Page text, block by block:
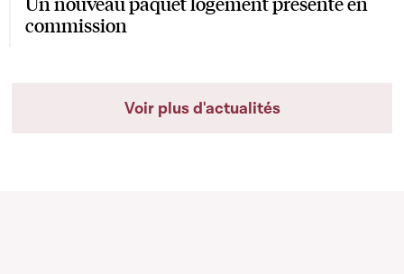
commission
Voir plus d'actualités